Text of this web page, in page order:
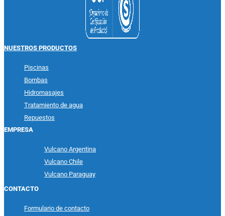
NUESTROS PRODUCTOS
Piscinas
Bombas
Hidromasajes
Tratamiento de agua
Repuestos
EMPRESA
Vulcano Argentina
Vulcano Chile
Vulcano Paraguay
CONTACTO
Formulario de contacto